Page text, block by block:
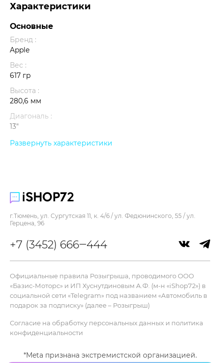
Характеристики
Основные
Бренд :
Apple
Вес :
617 гр
Высота :
280,6 мм
Диагональ :
13"
Память :
Цвет :
голубой
Ширина :
214,9 мм
Дисплей
Яркость :
600 нит
Разрешение :
2732 x 2048
264 пикс/дюйм
Покрытие дисплея :
пальцев)
Развернуть характеристики
+7 (3452) 666‒444
г.Тюмень, ул. Сургутская 11, к. 4/6 / ул. Федюнинского, 55 / ул.
Герцена, 96
Согласие на обработку персональных данных и политика
конфиденциальности
Официальные правила Розыгрыша, проводимого ООО
«Базис-Моторс» и ИП Хуснутдиновым А.Ф. (м-н «iShop72») в
социальной сети «Telegram» под названием «Автомобиль в
подарок за подписку» (далее – Розыгрыш)
*Meta признана экстремистской организацией.